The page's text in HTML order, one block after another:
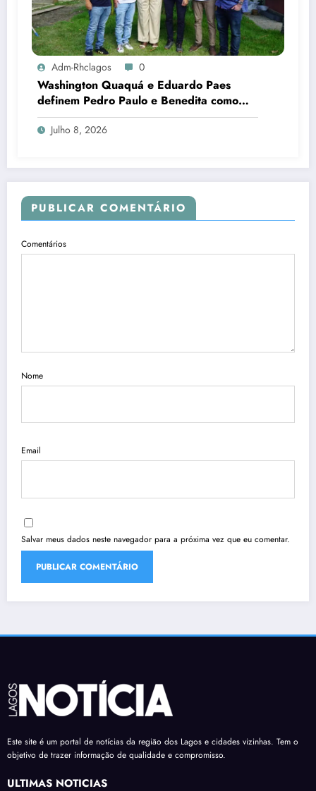
Adm-Rhclagos 0
Washington Quaquá e Eduardo Paes
definem Pedro Paulo e Benedita como
candidatos ao Senado no Rio
Julho 8, 2026
PUBLICAR COMENTÁRIO
Comentários
Nome
Email
Salvar meus dados neste navegador para a próxima vez que eu comentar.
Este site é um portal de notícias da região dos Lagos e cidades vizinhas. Tem o
objetivo de trazer informação de qualidade e compromisso.
ÚLTIMAS NOTÍCIAS